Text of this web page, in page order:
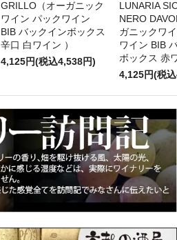
GRILLO（オーガニック
ワイン パックワイン
BIB バックインボックス
辛口 白ワイン ）
4,125円(税込4,538円)
LUNARIA
NERO
ガニックワ
ワイン BIB
ボックス 赤
4,125円(税